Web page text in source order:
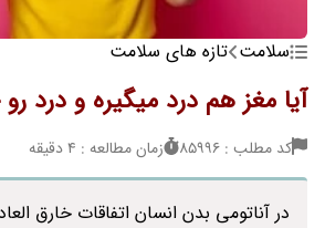
سلامت تازه های سلامت
آیا مغز هم درد میگیره و درد
کد مطلب : 85996 زمان مطالعه : 4 دقیقه
در آناتومی بدن انسان اتفاقات خارق